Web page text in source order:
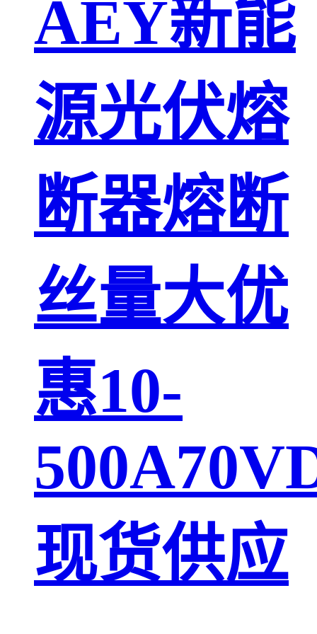
AEY新能
源光伏熔
断器熔断
丝量大优
惠10-
现货供应